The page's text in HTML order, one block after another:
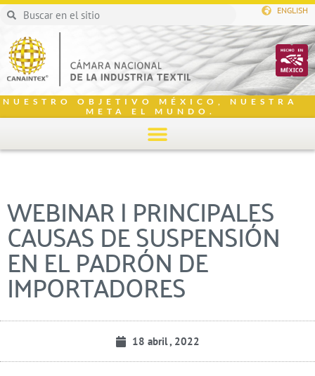
ENGLISH
NUESTRO OBJETIVO MÉXICO, NUESTRA
META EL MUNDO.
WEBINAR | PRINCIPALES
CAUSAS DE SUSPENSIÓN
EN EL PADRÓN DE
IMPORTADORES
18 abril , 2022